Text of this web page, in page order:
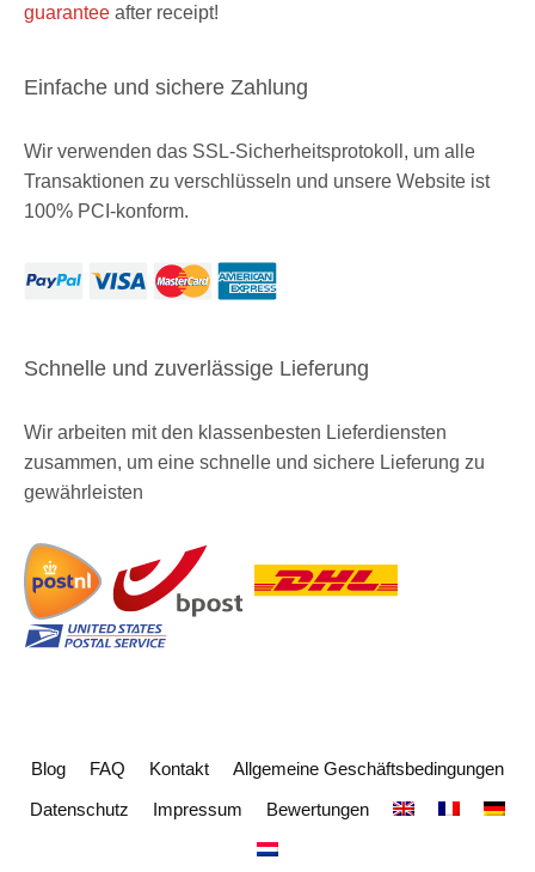
guarantee after receipt!
Einfache und sichere Zahlung
Wir verwenden das SSL-Sicherheitsprotokoll, um alle
Transaktionen zu verschlüsseln und unsere Website ist
100% PCI-konform.
Schnelle und zuverlässige Lieferung
Wir arbeiten mit den klassenbesten Lieferdiensten
zusammen, um eine schnelle und sichere Lieferung zu
gewährleisten
Blog FAQ Kontakt
Allgemeine Geschäftsbedingungen
Datenschutz
Impressum Bewertungen